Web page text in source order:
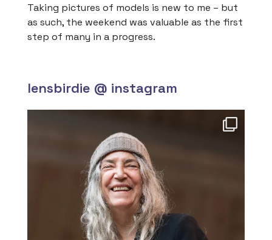
Taking pictures of models is new to me – but
as such, the weekend was valuable as the first
step of many in a progress.
lensbirdie @ instagram